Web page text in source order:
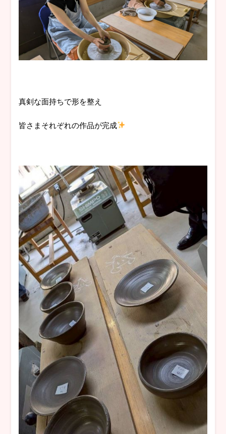
真剣な面持ちで形を整え
皆さまそれぞれの作品が完成